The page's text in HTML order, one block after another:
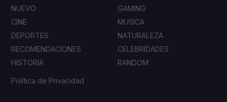
NUEVO
GAMING
CINE
MUSICA
DEPORTES
NATURALEZA
RECOMENDACIONES
CELEBRIDADES
HISTORIA
RANDOM
Política de Privacidad